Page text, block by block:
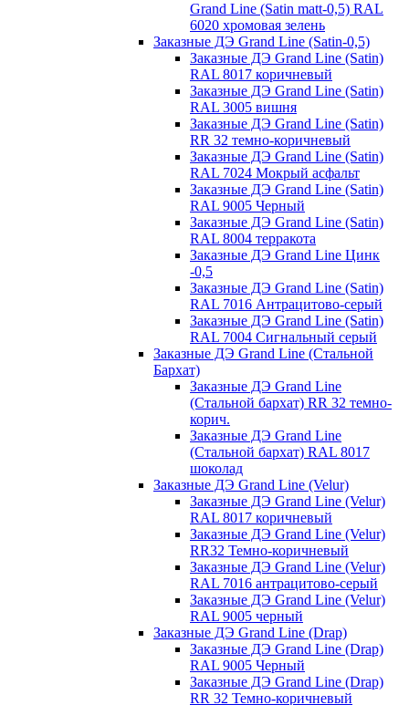
Grand Line (Satin matt-0,5) RAL
6020 хромовая зелень
Заказные ДЭ Grand Line (Satin-0,5)
Заказные ДЭ Grand Line (Satin)
RAL 8017 коричневый
Заказные ДЭ Grand Line (Satin)
RAL 3005 вишня
Заказные ДЭ Grand Line (Satin)
RR 32 темно-коричневый
Заказные ДЭ Grand Line (Satin)
RAL 7024 Мокрый асфальт
Заказные ДЭ Grand Line (Satin)
RAL 9005 Черный
Заказные ДЭ Grand Line (Satin)
RAL 8004 терракота
Заказные ДЭ Grand Line Цинк
-0,5
Заказные ДЭ Grand Line (Satin)
RAL 7016 Антрацитово-серый
Заказные ДЭ Grand Line (Satin)
RAL 7004 Сигнальный серый
Заказные ДЭ Grand Line (Стальной
Бархат)
Заказные ДЭ Grand Line
(Стальной бархат) RR 32 темно-
корич.
Заказные ДЭ Grand Line
(Стальной бархат) RAL 8017
шоколад
Заказные ДЭ Grand Line (Velur)
Заказные ДЭ Grand Line (Velur)
RAL 8017 коричневый
Заказные ДЭ Grand Line (Velur)
RR32 Темно-коричневый
Заказные ДЭ Grand Line (Velur)
RAL 7016 антрацитово-серый
Заказные ДЭ Grand Line (Velur)
RAL 9005 черный
Заказные ДЭ Grand Line (Drap)
Заказные ДЭ Grand Line (Drap)
RAL 9005 Черный
Заказные ДЭ Grand Line (Drap)
RR 32 Темно-коричневый